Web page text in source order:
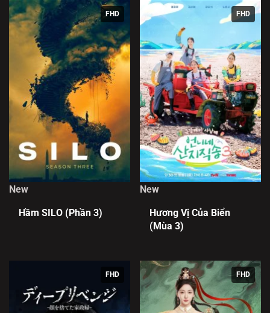
FHD
New
Hầm SILO (Phần 3)
FHD
New
Hương Vị Của Biển
(Mùa 3)
FHD FHD